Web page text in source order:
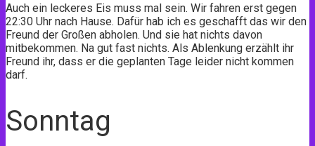
Auch ein leckeres Eis muss mal sein. Wir fahren erst gegen
22:30 Uhr nach Hause. Dafür hab ich es geschafft das wir den
Freund der Großen abholen. Und sie hat nichts davon
mitbekommen. Na gut fast nichts. Als Ablenkung erzählt ihr
Freund ihr, dass er die geplanten Tage leider nicht kommen
darf.
Sonntag